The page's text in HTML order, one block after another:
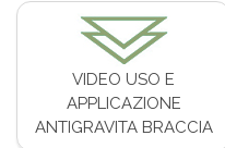
VIDEO USO E
APPLICAZIONE
ANTIGRAVITA BRACCIA